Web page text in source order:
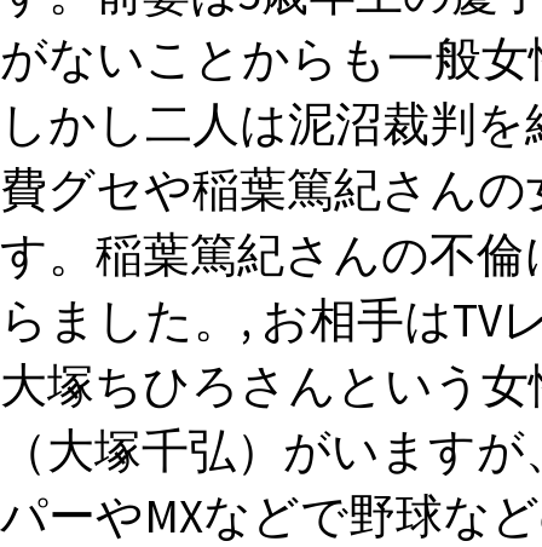
がないことからも一般
しかし二人は泥沼裁判
費グセや稲葉篤紀さん
す。稲葉篤紀さんの不
らました。, お相手はTV
大塚ちひろさんという
（大塚千弘）がいます
パーやMXなどで野球な